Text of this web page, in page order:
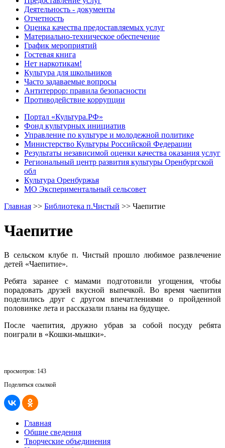
Деятельность - документы
Отчетность
Оценка качества предоставляемых услуг
Материально-техническое обеспечение
График мероприятий
Гостевая книга
Нет наркотикам!
Культура для школьников
Часто задаваемые вопросы
Антитеррор: правила безопасности
Противодействие коррупции
Портал «Культура.РФ»
Фонд культурных инициатив
Управление по культуре и молодежной политике
Министерство Культуры Российской Федерации
Результаты независимой оценки качества оказания услуг
Региональный центр развития культуры Оренбургской
обл
Культура Оренбуржья
МО Экспериментальный сельсовет
Главная >> Библиотека п.Чистый >> Чаепитие
Чаепитие
В сельском клубе п. Чистый прошло любимое развлечение
детей «Чаепитие».
Ребята заранее с мамами подготовили угощения, чтобы
порадовать друзей вкусной выпечкой. Во время чаепития
поделились друг с другом впечатлениями о пройденной
половинке лета и рассказали планы на будущее.
После чаепития, дружно убрав за собой посуду ребята
поиграли в «Кошки-мышки».
просмотров: 143
Поделиться ссылкой
Главная
Общие сведения
Творческие объединения